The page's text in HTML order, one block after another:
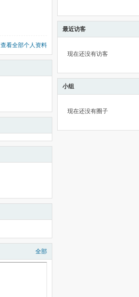
查看全部个人资料
全部
最近访客
现在还没有访客
小组
现在还没有圈子